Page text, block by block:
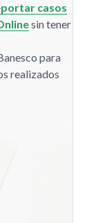
casos
sin tener
para
realizados